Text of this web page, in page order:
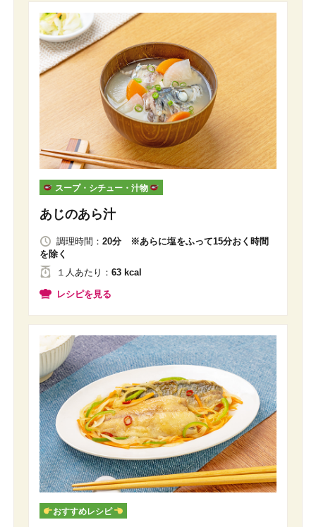
スープ・シチュー・汁物
あじのあら汁
調理時間： 20分 ※あらに塩をふって15分おく時間
を除く
１人あたり ： 63 kcal
レシピを見る
おすすめレシピ